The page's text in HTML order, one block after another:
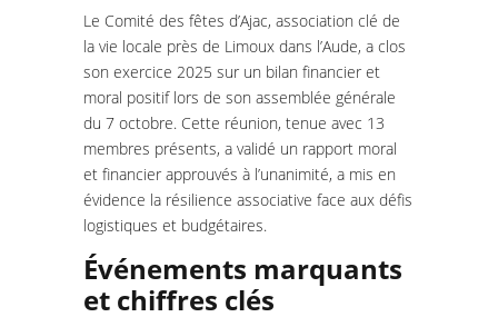
Le Comité des fêtes d’Ajac, association clé de
la vie locale près de Limoux dans l’Aude, a clos
son exercice 2025 sur un bilan financier et
moral positif lors de son assemblée générale
du 7 octobre. Cette réunion, tenue avec 13
membres présents, a validé un rapport moral
et financier approuvés à l’unanimité, a mis en
évidence la résilience associative face aux défis
logistiques et budgétaires.
Événements marquants
et chiffres clés